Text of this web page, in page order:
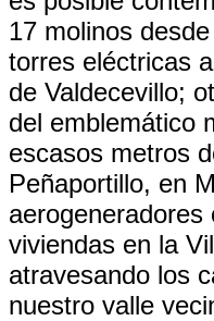
17 molinos
torres eléctricas
de Valdecevillo;
del emblemático
escasos metros
Peñaportillo, en
viviendas en la
atravesando los
nuestro valle